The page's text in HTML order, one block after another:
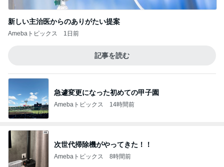
新しい主治医からのありがたい提案
Amebaトピックス 1日前
記事を読む
急遽変更になった初めての甲子園
Amebaトピックス 14時間前
次世代掃除機がやってきた！！
Amebaトピックス 8時間前